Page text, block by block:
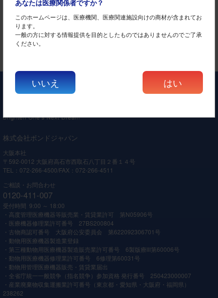
あなたは医療関係者ですか？
このホームページは、医療機関、医療関連施設向けの商材が含まれてお
ります。
一般の方に対する情報提供を目的としたものではありませんのでご了承
ください。
いいえ はい
中国 広島 鳥取 島根 岡山
四国 徳島 香川 愛媛 高知
九州・沖縄 福岡 佐賀 長崎 熊本 大分 宮崎 鹿児島
沖縄
株式会社ボンドジャパン
大阪本社
〒592-0012 大阪府高石市西取石八丁目２番１４号
TEL：072-266-4500/FAX：072-266-4511
ご相談・お問合わせ
0120-411-007
受付時間 9:00 ～ 18:00
・高度管理医療機器等販売業・賃貸業許可 第N05906号
・医療機器修理業許可番号 27BS200804
・古物商認可番号 大阪府公安委員会 第622092306701号
・動物用医療機器製造業登録
・第三種動物用医療機器製造販売業許可番号 6製版療Ⅲ第60006号
・動物用医療機器修理業許可番号 6修理第60031号
・動物用管理医療機器販売・賃貸業届出
・全省庁統一一般競争（指名競争）参加資格 発行番号 250423000007
・産業廃棄物収集運搬業許可番号（東京都・愛知県・大阪府・福岡県）
238262